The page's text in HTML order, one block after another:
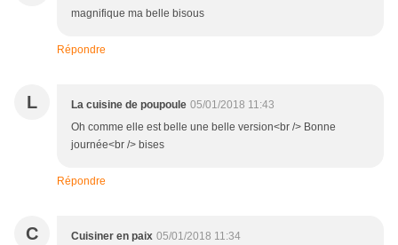
magnifique ma belle bisous
Répondre
L La cuisine de poupoule 05/01/2018 11:43
Oh comme elle est belle une belle version<br /> Bonne
journée<br /> bises
Répondre
C Cuisiner en paix 05/01/2018 11:34